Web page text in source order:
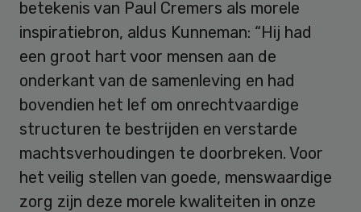
betekenis van Paul Cremers als morele
inspiratiebron, aldus Kunneman: “Hij had
een groot hart voor mensen aan de
onderkant van de samenleving en had
bovendien het lef om onrechtvaardige
structuren te bestrijden en verstarde
machtsverhoudingen te doorbreken. Voor
het veilig stellen van goede, menswaardige
zorg zijn deze morele kwaliteiten in onze